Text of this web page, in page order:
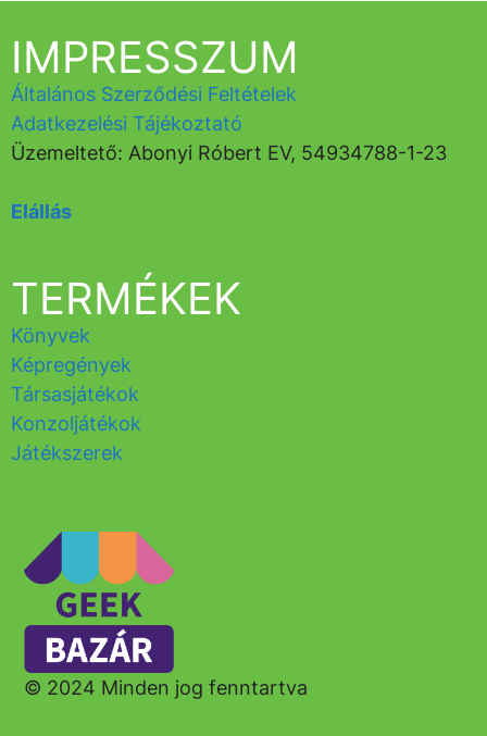
© 2024 Minden jog fenntartva
TERMÉKEK
Könyvek
Képregények
Társasjátékok
Konzoljátékok
Játékszerek
IMPRESSZUM
Általános Szerződési Feltételek
Adatkezelési Tájékoztató
Üzemeltető: Abonyi Róbert EV, 54934788-1-23
Elállás